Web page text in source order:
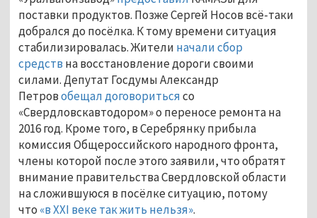
поставки продуктов. Позже Сергей Носов всё-таки
добрался до посёлка. К тому времени ситуация
стабилизировалась. Жители начали сбор
средств на восстановление дороги своими
силами. Депутат Госдумы Александр
Петровобещал договоритьсясо
«Свердловскавтодором» о переносе ремонта на
2016 год. Кроме того, в Серебрянку прибыла
комиссия Общероссийского народного фронта,
члены которой после этого заявили, что обратят
внимание правительства Свердловской области
на сложившуюся в посёлке ситуацию, потому
что «в ХХI веке так жить нельзя».